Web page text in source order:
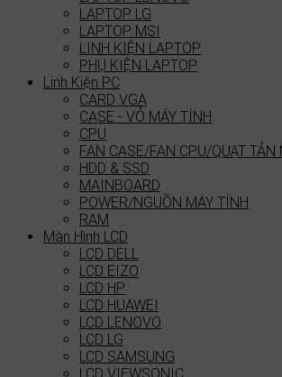
LAPTOP LG
LAPTOP MSI
LINH KIỆN LAPTOP
PHỤ KIỆN LAPTOP
Linh Kiện PC
CARD VGA
CASE - VỎ MÁY TÍNH
CPU
FAN CASE/FAN CPU/QUẠT TẢN
HDD & SSD
MAINBOARD
POWER/NGUỒN MÁY TÍNH
RAM
Màn Hình LCD
LCD DELL
LCD EIZO
LCD HP
LCD HUAWEI
LCD LENOVO
LCD LG
LCD SAMSUNG